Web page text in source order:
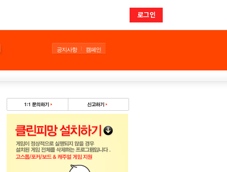
로그인
공지사항 캠페인